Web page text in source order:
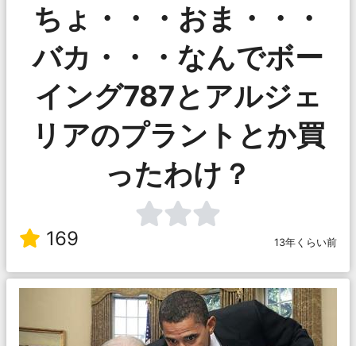
ちょ・・・おま・・・
バカ・・・なんでボー
イング787とアルジェ
リアのプラントとか買
ったわけ？
169 13年くらい前